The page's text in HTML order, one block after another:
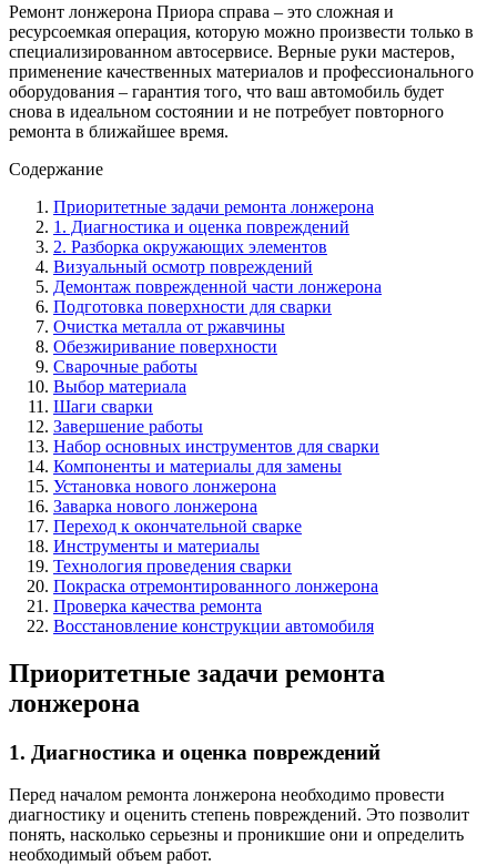
Ремонт лонжерона Приора справа – это сложная и
ресурсоемкая операция, которую можно произвести только в
специализированном автосервисе. Верные руки мастеров,
применение качественных материалов и профессионального
оборудования – гарантия того, что ваш автомобиль будет
снова в идеальном состоянии и не потребует повторного
ремонта в ближайшее время.
Содержание
Приоритетные задачи ремонта лонжерона
1. Диагностика и оценка повреждений
2. Разборка окружающих элементов
Визуальный осмотр повреждений
Демонтаж поврежденной части лонжерона
Подготовка поверхности для сварки
Очистка металла от ржавчины
Обезжиривание поверхности
Сварочные работы
Выбор материала
Шаги сварки
Завершение работы
Набор основных инструментов для сварки
Компоненты и материалы для замены
Установка нового лонжерона
Заварка нового лонжерона
Переход к окончательной сварке
Инструменты и материалы
Технология проведения сварки
Покраска отремонтированного лонжерона
Проверка качества ремонта
Восстановление конструкции автомобиля
Приоритетные задачи ремонта
лонжерона
1. Диагностика и оценка повреждений
Перед началом ремонта лонжерона необходимо провести
диагностику и оценить степень повреждений. Это позволит
понять, насколько серьезны и проникшие они и определить
необходимый объем работ.